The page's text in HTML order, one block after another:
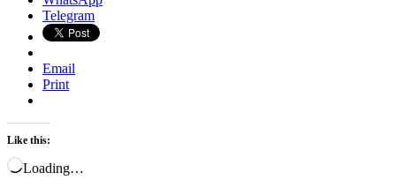
Telegram
Email
Print
Like this:
Loading…